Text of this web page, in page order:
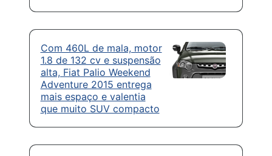
Com 460L de mala, motor
1.8 de 132 cv e suspensão
alta, Fiat Palio Weekend
Adventure 2015 entrega
mais espaço e valentia
que muito SUV compacto